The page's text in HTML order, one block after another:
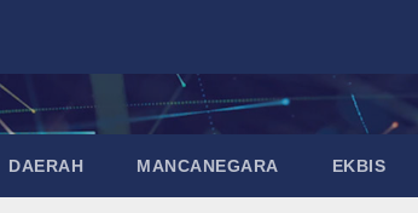
DAERAH MANCANEGARA EKBIS